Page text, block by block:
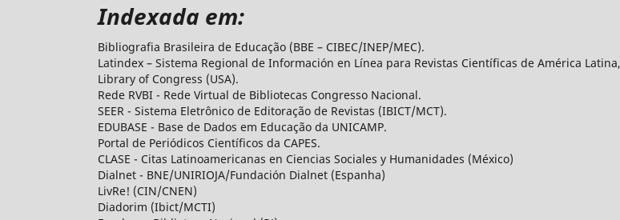
Indexada em:
Bibliografia Brasileira de Educação (BBE – CIBEC/INEP/MEC).
Latindex – Sistema Regional de Información en Línea para Revistas Científicas de América
Library of Congress (USA).
Rede RVBI - Rede Virtual de Bibliotecas Congresso Nacional.
SEER - Sistema Eletrônico de Editoração de Revistas (IBICT/MCT).
EDUBASE - Base de Dados em Educação da UNICAMP.
Portal de Periódicos Científicos da CAPES.
CLASE - Citas Latinoamericanas en Ciencias Sociales y Humanidades (México)
Dialnet - BNE/UNIRIOJA/Fundación Dialnet (Espanha)
LivRe! (CIN/CNEN)
Diadorim (Ibict/MCTI)